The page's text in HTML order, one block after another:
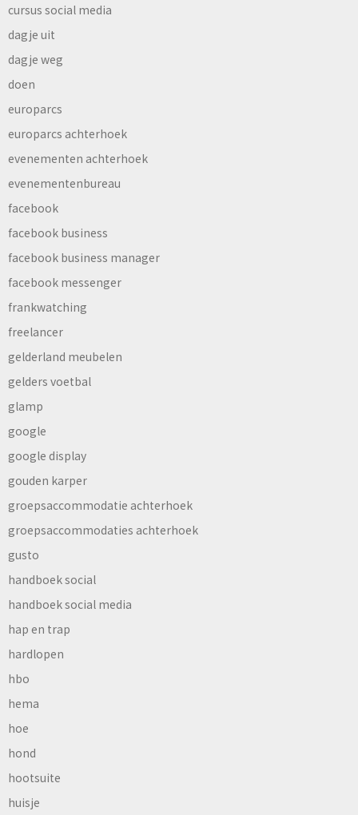
cursus social media
dagje uit
dagje weg
doen
europarcs
europarcs achterhoek
evenementen achterhoek
evenementenbureau
facebook
facebook business
facebook business manager
facebook messenger
frankwatching
freelancer
gelderland meubelen
gelders voetbal
glamp
google
google display
gouden karper
groepsaccommodatie achterhoek
groepsaccommodaties achterhoek
gusto
handboek social
handboek social media
hap en trap
hardlopen
hbo
hema
hoe
hond
hootsuite
huisje